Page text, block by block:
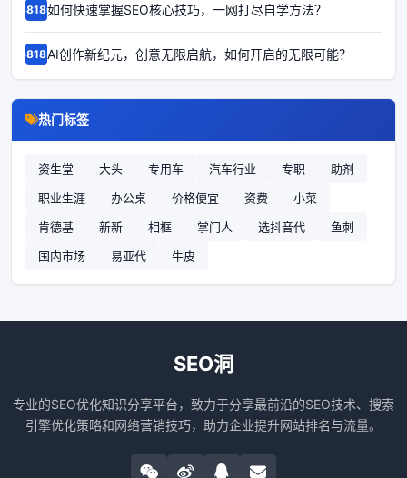
68186如何快速掌握SEO核心技巧，一网打尽自学方法？
68185AI创作新纪元，创意无限启航，如何开启的无限可能？
热门标签
资生堂 大头 专用车 汽车行业 专职
助剂
职业生涯
办公桌 价格便宜 资费
小菜
肯德基
新新 相框 掌门人 选抖音代
鱼刺
国内市场
易亚代 牛皮
SEO洞
专业的SEO优化知识分享平台，致力于分享最前沿的SEO技术、搜索
引擎优化策略和网络营销技巧，助力企业提升网站排名与流量。